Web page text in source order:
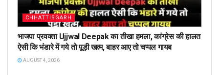
CHHATTISGARH
भाजपा प्रवक्ता Ujjwal Deepak का तीखा हमला, कांग्रेस की हालत
ऐसी कि भंडारे में गये तो पूड़ी खत्म, बाहर आए तो चप्पल गायब
AUGUST 4, 2026